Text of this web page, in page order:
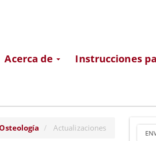
Acerca de Instrucciones
Actualizaciones